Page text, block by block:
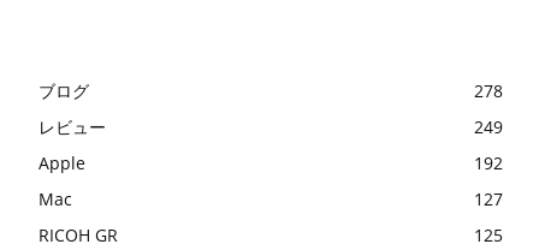
ブログ
278
レビュー
249
Apple
192
Mac
127
RICOH GR
125